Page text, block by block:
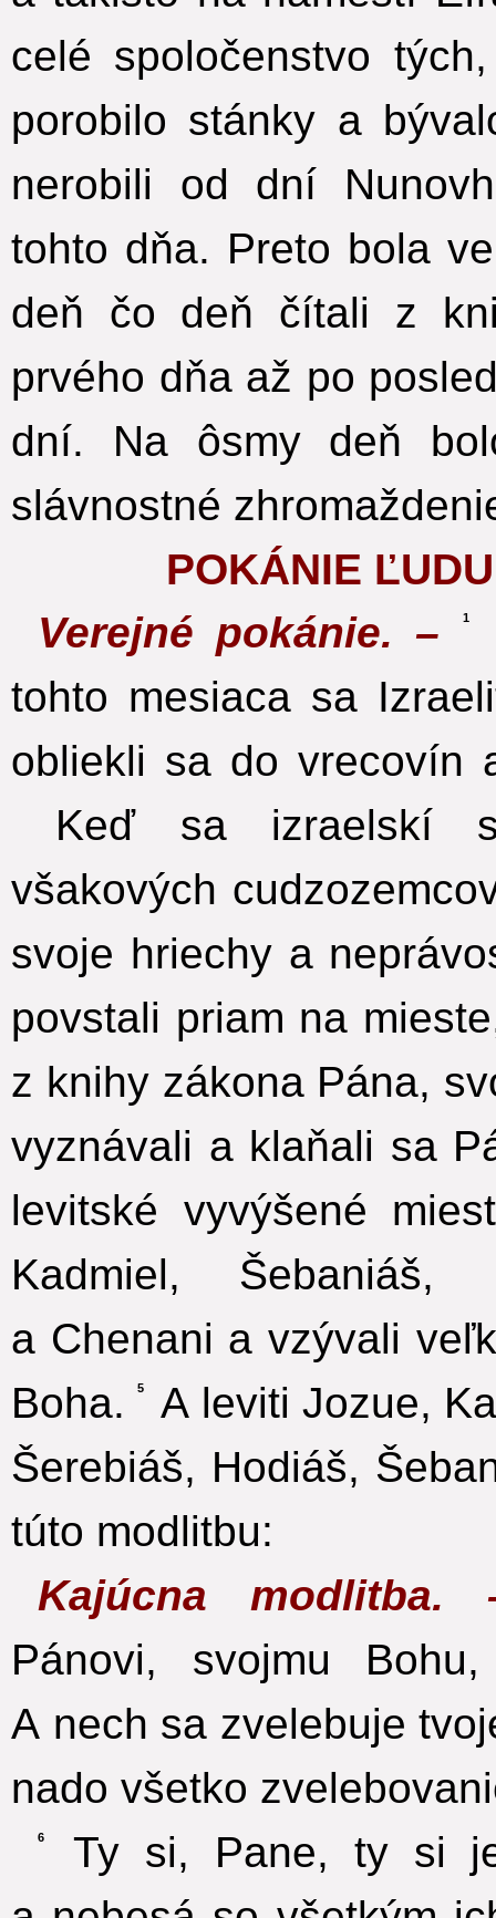
celé spoločenstvo
porobilo stánky a
nerobili od dní
tohto dňa. Preto bola
deň čo deň čítali z
prvého dňa až po
dní. Na ôsmy deň
slávnostné
POKÁNIE
Verejné pokánie. –
1
tohto mesiaca sa
obliekli sa do vrecovín
Keď sa izraelskí
všakových
svoje hriechy a
povstali priam na
z knihy zákona Pána,
vyznávali a klaňali sa
levitské vyvýšené
Kadmiel,
a Chenani a vzývali
Boha.
5
A leviti Jozue,
Šerebiáš, Hodiáš,
túto modlitbu:
Kajúcna
Pánovi, svojmu
A nech sa zvelebuje
nado všetko
6
Ty si, Pane, ty si